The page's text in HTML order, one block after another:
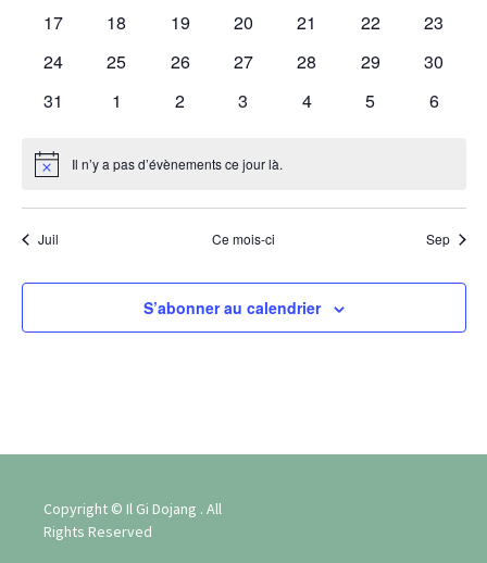
0
17
0
18
0
19
0
20
0
21
0
22
0
23
0
24
0
25
0
26
0
27
0
28
0
29
0
30
0
31
0
1
0
2
0
3
0
4
0
5
0
6
Notice Il n’y a pas d’évènements ce jour là.
Juil Ce mois-ci Sep
S’abonner au calendrier
Copyright © Il Gi Dojang . All
Rights Reserved